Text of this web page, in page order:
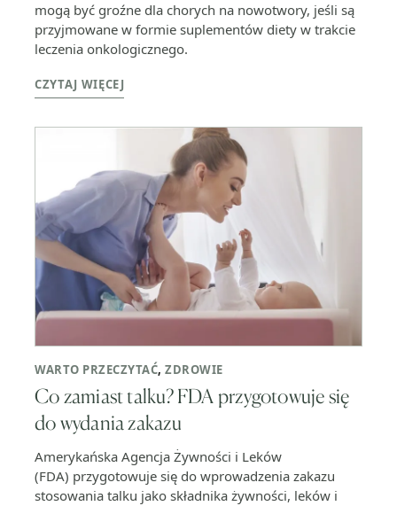
mogą być groźne dla chorych na nowotwory, jeśli są
przyjmowane w formie suplementów diety w trakcie
leczenia onkologicznego.
CZYTAJ WIĘCEJ
WARTO PRZECZYTAĆ,ZDROWIE
Co zamiast talku? FDA przygotowuje się
do wydania zakazu
Amerykańska Agencja Żywności i Leków
(FDA) przygotowuje się do wprowadzenia zakazu
stosowania talku jako składnika żywności, leków i